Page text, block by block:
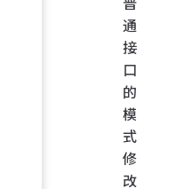
通
接
口
的
模
式
修
改